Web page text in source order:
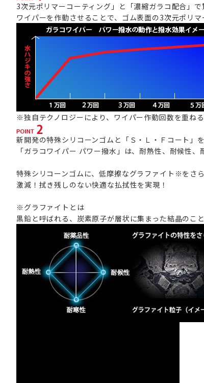
3次元ポリマーコーティング」と「濃縮ガラコ配合」で
ワイパーを作動させることで、ゴム表面の3次元ポリ
※独自テクノロジーにより、ワイパー作動回数を重ね
新開発の特殊シリコーンゴムと「Ｓ・Ｌ・Ｆコート」
「ガラコワイパー パワー撥水」は、耐熱性、耐候性
特殊シリコーンゴムに、低摩擦なグラファイト※をさ
激減！拭き残しのない快適な払拭性を実現！
※グラファイトとは
黒鉛と呼ばれる、炭素原子が層状に集まった結晶のこ